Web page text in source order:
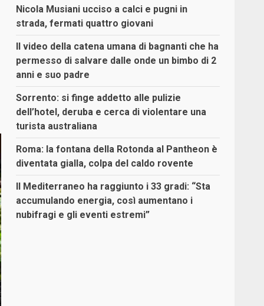
Nicola Musiani ucciso a calci e pugni in
strada, fermati quattro giovani
Il video della catena umana di bagnanti che ha
permesso di salvare dalle onde un bimbo di 2
anni e suo padre
Sorrento: si finge addetto alle pulizie
dell’hotel, deruba e cerca di violentare una
turista australiana
Roma: la fontana della Rotonda al Pantheon è
diventata gialla, colpa del caldo rovente
Il Mediterraneo ha raggiunto i 33 gradi: “Sta
accumulando energia, così aumentano i
nubifragi e gli eventi estremi”